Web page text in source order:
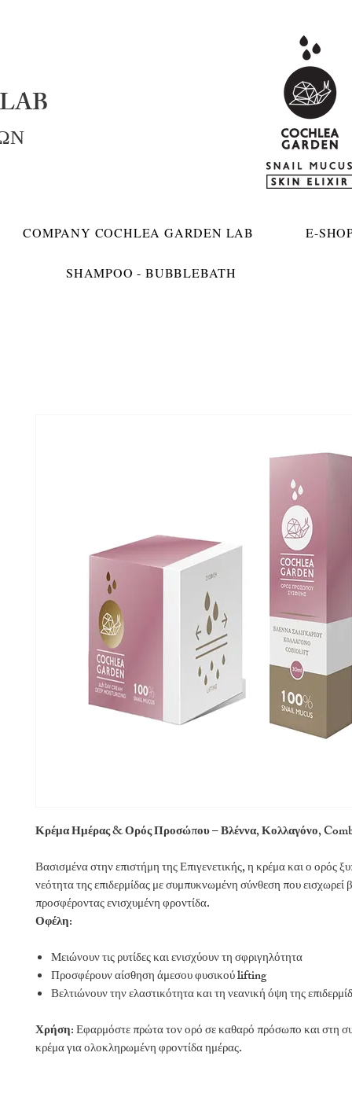
COMPANY COCHLEA GARDEN LAB E-
SHAMPOO - BUBBLEBATH
Κρέμα Ημέρας & Ορός Προσώπου – Βλέννα, Κολλαγόνο,
Βασισμένα στην επιστήμη της Επιγενετικής, η κρέμα και ο ορός
νεότητα της επιδερμίδας με συμπυκνωμένη σύνθεση που εισχωρεί
προσφέροντας ενισχυμένη φροντίδα.
Οφέλη:
Μειώνουν τις ρυτίδες και ενισχύουν τη σφριγηλότητα
Προσφέρουν αίσθηση άμεσου φυσικού lifting
Βελτιώνουν την ελαστικότητα και τη νεανική όψη της
Χρήση:Εφαρμόστε πρώτα τον ορό σε καθαρό πρόσωπο και στη
κρέμα για ολοκληρωμένη φροντίδα ημέρας.